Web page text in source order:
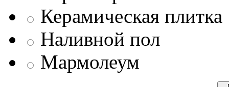
Керамическая плитка
Наливной пол
Мармолеум